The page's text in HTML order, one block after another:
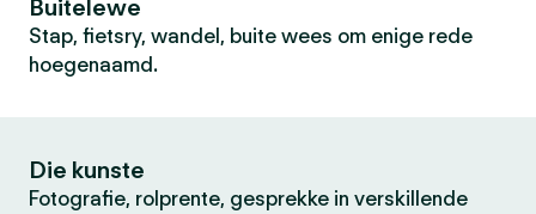
Buitelewe
Stap, fietsry, wandel, buite wees om enige rede
hoegenaamd.
Die kunste
Fotografie, rolprente, gesprekke in verskillende